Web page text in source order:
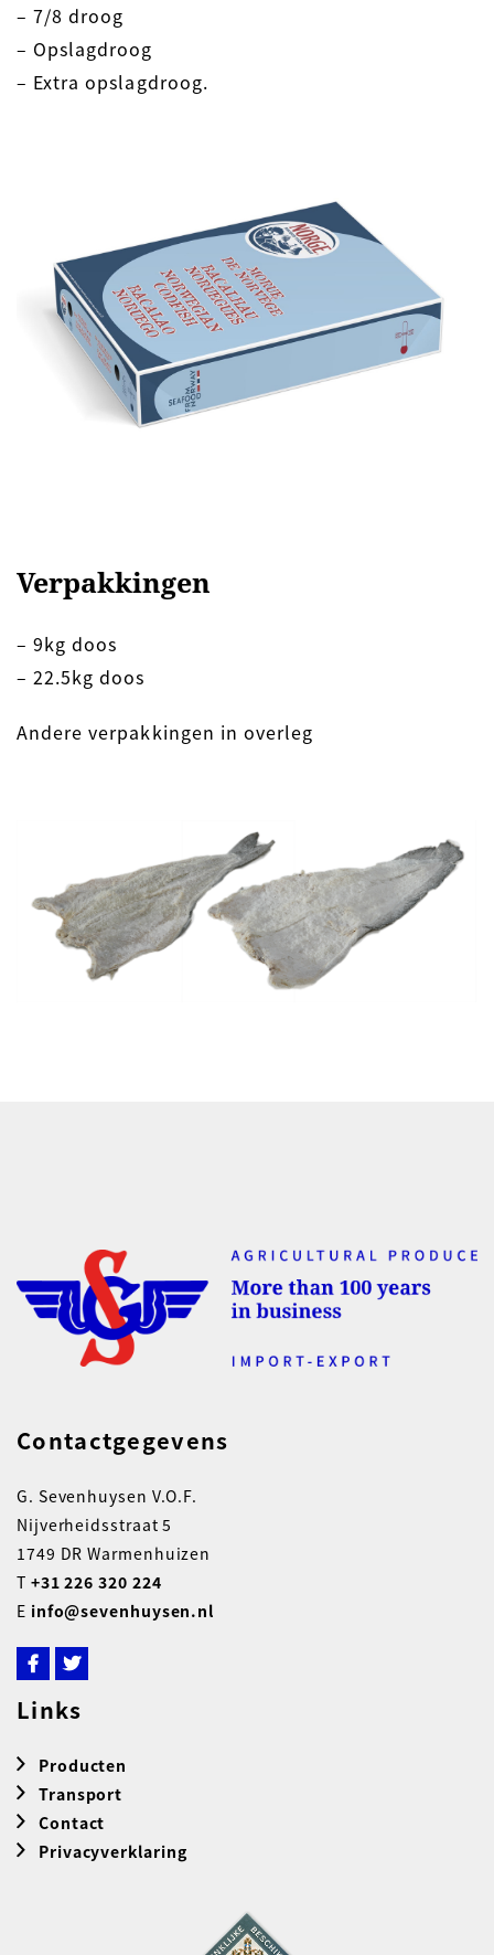
– 7/8 droog
– Opslagdroog
– Extra opslagdroog.
Verpakkingen
– 9kg doos
– 22.5kg doos
Andere verpakkingen in overleg
Contactgegevens
G. Sevenhuysen V.O.F.
Nijverheidsstraat 5
1749 DR Warmenhuizen
T +31 226 320 224
E info@sevenhuysen.nl
Links
Producten
Transport
Contact
Privacyverklaring